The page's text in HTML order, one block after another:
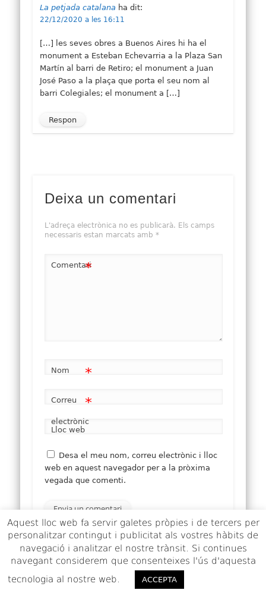
La petjada catalana ha dit:
22/12/2020 a les 16:11
[…] les seves obres a Buenos Aires hi ha el
monument a Esteban Echevarria a la Plaza San
Martín al barri de Retiro; el monument a Juan
José Paso a la plaça que porta el seu nom al
barri Colegiales; el monument a […]
Respon
Deixa un comentari
L'adreça electrònica no es publicarà. Els camps
necessaris estan marcats amb *
Comentari
*
Nom *
Correu
electrònic
*
Lloc web
Desa el meu nom, correu electrònic i lloc
web en aquest navegador per a la pròxima
vegada que comenti.
Aquest lloc utilitza Akismet per reduir els comentaris
brossa. Apreneu com es processen les dades dels
comentaris.
Aquest lloc web fa servir galetes pròpies i de tercers per
personalitzar contingut i publicitat als vostres hàbits de
navegació i analitzar el nostre trànsit. Si continues
navegant considerem que consenteixes l'ús d'aquesta
tecnologia al nostre web.
ACCEPTA